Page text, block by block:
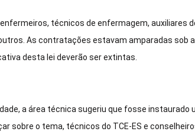
técnicos de enfermagem, auxiliares
As contratações estavam amparadas sob
desta lei deverão ser extintas.
a área técnica sugeriu que fosse
sobre o tema, técnicos do TCE-ES e